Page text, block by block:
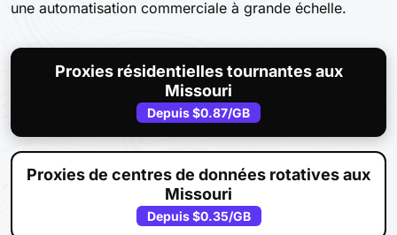
une automatisation commerciale à grande échelle.
Proxies résidentielles tournantes aux
Missouri
Depuis$0.87/GB
Proxies de centres de données rotatives aux
Missouri
Depuis$0.35/GB